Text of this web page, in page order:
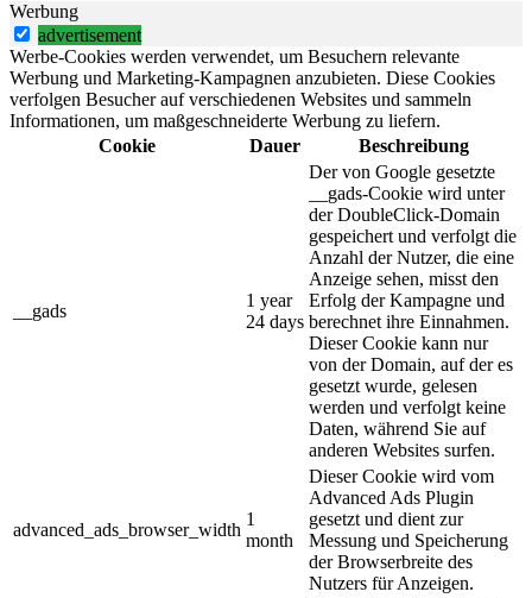
Werbung
advertisement
Werbe-Cookies werden verwendet, um Besuchern relevante
Werbung und Marketing-Kampagnen anzubieten. Diese Cookies
verfolgen Besucher auf verschiedenen Websites und sammeln
Informationen, um maßgeschneiderte Werbung zu liefern.
Cookie
Dauer Beschreibung
__gads
1 year
24 days
Der von Google gesetzte
__gads-Cookie wird unter
der DoubleClick-Domain
gespeichert und verfolgt die
Anzahl der Nutzer, die eine
Anzeige sehen, misst den
Erfolg der Kampagne und
berechnet ihre Einnahmen.
Dieser Cookie kann nur
von der Domain, auf der es
gesetzt wurde, gelesen
werden und verfolgt keine
Daten, während Sie auf
anderen Websites surfen.
advanced_ads_browser_width
1
month
Dieser Cookie wird vom
Advanced Ads Plugin
gesetzt und dient zur
Messung und Speicherung
der Browserbreite des
Nutzers für Anzeigen.